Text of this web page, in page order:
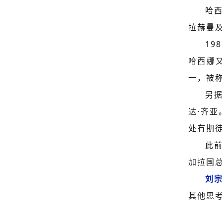
哈
拉赫曼
哈西娜
一，被
另
达·齐
处有期
此
加拉国
刘
其他思